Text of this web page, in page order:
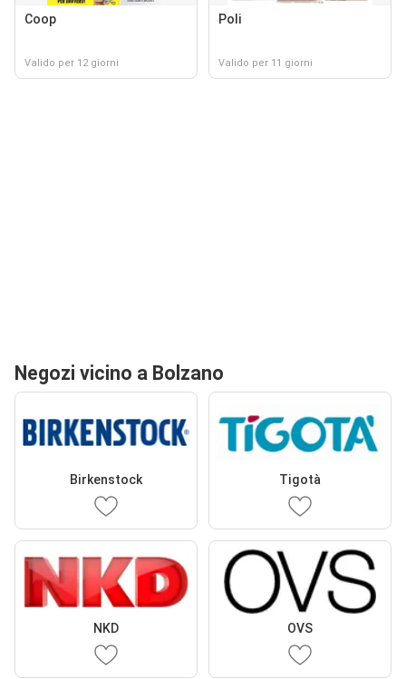
Coop
Valido per 12 giorni
Poli
Valido per 11 giorni
Negozi vicino a Bolzano
Birkenstock Tigotà
NKD OVS